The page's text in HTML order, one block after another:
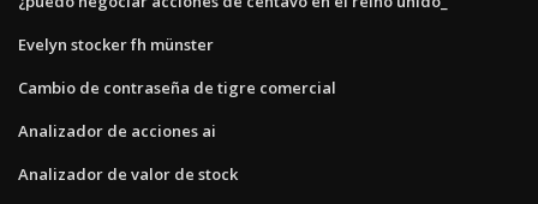
Evelyn stocker fh münster
Cambio de contraseña de tigre comercial
Analizador de acciones ai
Analizador de valor de stock